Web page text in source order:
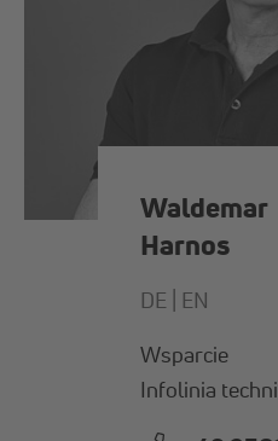
Waldemar
Harnos
DE | EN
Wsparcie
Infolinia